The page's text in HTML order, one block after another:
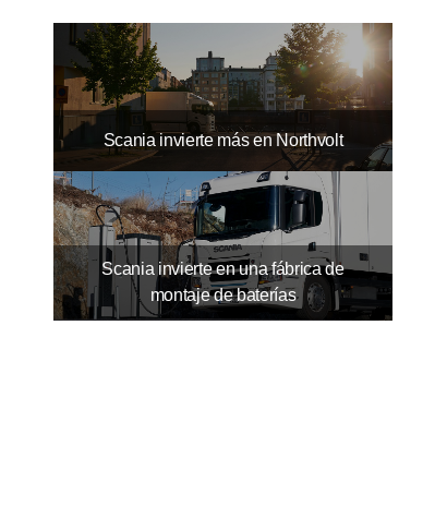
Scania invierte más en Northvolt
Scania invierte en una fábrica de
montaje de baterías